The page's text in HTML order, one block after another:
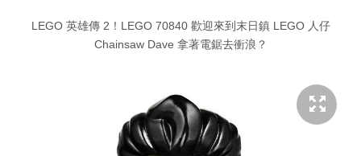
LEGO 英雄傳 2！LEGO 70840 歡迎來到末日鎮 LEGO 人仔
Chainsaw Dave 拿著電鋸去衝浪？